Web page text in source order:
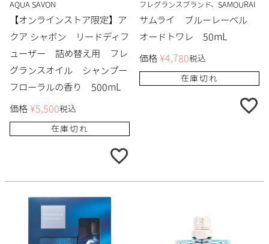
AQUA SAVON
【オンラインストア限定】ア
クア シャボン リードディフ
ューザー 詰め替え用 フレ
グランスオイル シャンプー
フローラルの香り 500mL
価格 ¥5,500税込
在庫切れ
フレグランスブランド、SAMOURAI
サムライ ブルーレーベル
オードトワレ 50mL
価格 ¥4,780税込
在庫切れ